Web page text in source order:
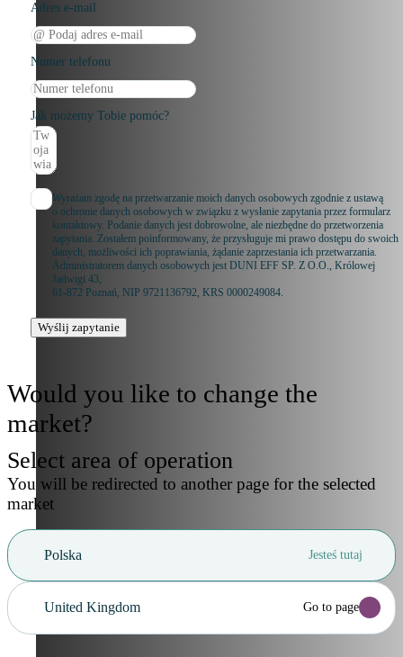
Adres e-mail
Numer telefonu
Jak możemy Tobie pomóc?
Wyrażam zgodę na przetwarzanie moich danych osobowych zgodnie z ustawą
o ochronie danych osobowych w związku z wysłanie zapytania przez formularz
kontaktowy. Podanie danych jest dobrowolne, ale niezbędne do przetworzenia
zapytania. Zostałem poinformowany, że przysługuje mi prawo dostępu do swoich
danych, możliwości ich poprawiania, żądanie zaprzestania ich przetwarzania.
Administratorem danych osobowych jest DUNI EFF SP. Z O.O., Królowej
Jadwigi 43,
61-872 Poznań, NIP 9721136792, KRS 0000249084.
Wyślij zapytanie
Would you like to change the
market?
Select area of operation
You will be redirected to another page for the selected
market
Polska Jesteś tutaj
United Kingdom Go to page